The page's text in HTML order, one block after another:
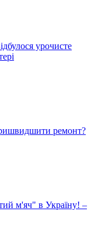
урочисте
ремонт?
м'яч" в Україну! –